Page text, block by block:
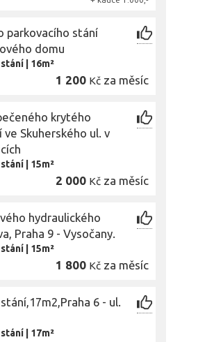
parkovacího stání
domu
16m²
1 200 Kč za měsíc
krytého
Skuherského ul. v
15m²
2 000 Kč za měsíc
hydraulického
Praha 9 - Vysočany.
15m²
1 800 Kč za měsíc
6 - ul.
17m²